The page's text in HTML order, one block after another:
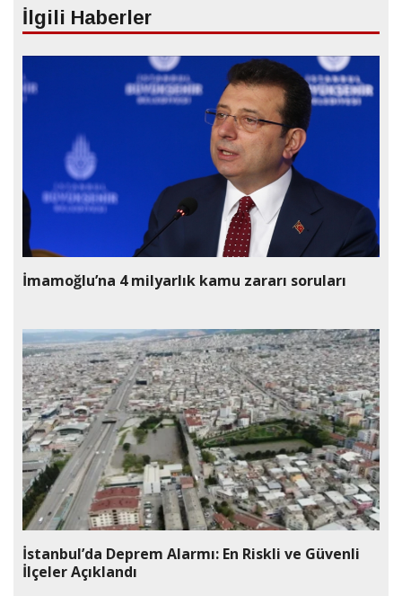
İlgili Haberler
İmamoğlu’na 4 milyarlık kamu zararı soruları
İstanbul’da Deprem Alarmı: En Riskli ve Güvenli
İlçeler Açıklandı